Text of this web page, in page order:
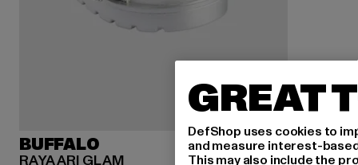
BUFFALO
RAYA ARI GLAM
GREAT
DefShop uses cookies to
and measure interest-
This may also include the